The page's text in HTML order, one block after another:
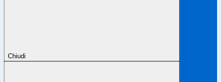
Chiudi